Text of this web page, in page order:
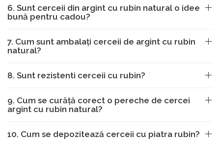
6. Sunt cerceii din argint cu rubin natural o idee
bună pentru cadou?
7. Cum sunt ambalați cerceii de argint cu rubin
natural?
8. Sunt rezistenti cerceii cu rubin?
9. Cum se curăță corect o pereche de cercei
argint cu rubin natural?
10. Cum se depozitează cerceii cu piatra rubin?